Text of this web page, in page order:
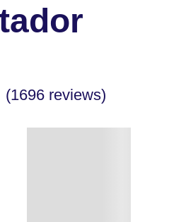
(1696 reviews)